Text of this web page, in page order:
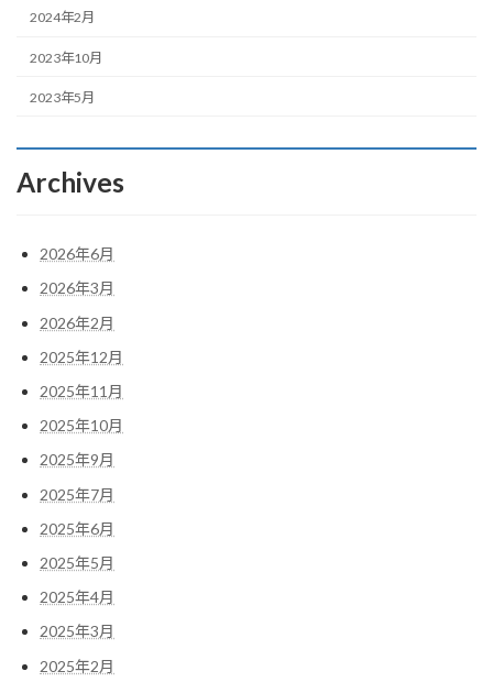
2024年2月
2023年10月
2023年5月
Archives
2026年6月
2026年3月
2026年2月
2025年12月
2025年11月
2025年10月
2025年9月
2025年7月
2025年6月
2025年5月
2025年4月
2025年3月
2025年2月